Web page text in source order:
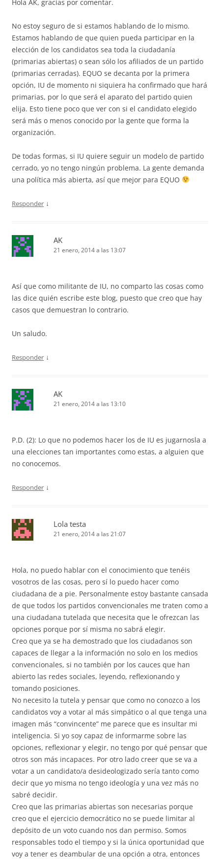
Hola AK, gracias por comentar.
No estoy seguro de si estamos hablando de lo mismo.
Estamos hablando de que quien pueda participar en la
elección de los candidatos sea toda la ciudadanía
(primarias abiertas) o sean sólo los afiliados de un partido
(primarias cerradas). EQUO se decanta por la primera
opción, IU de momento ni siquiera ha confirmado que hará
primarias, por lo que será el aparato del partido quien
elija. Esto tiene poco que ver con si el candidato elegido
será más o menos conocido por la gente que forma la
organización.
De todas formas, si IU quiere seguir un modelo de partido
cerrado, yo no tengo ningún problema. La gente demanda
una política más abierta, así que mejor para EQUO
Responder ↓
AK
21 enero, 2014 a las 13:07
Así que como militante de IU, no comparto las cosas como
las dice quién escribe este blog, puesto que creo que hay
casos que demuestran lo contrario.
Un saludo.
Responder ↓
AK
21 enero, 2014 a las 13:10
P.D. (2): Lo que no podemos hacer los de IU es jugarnosla a
una elecciones tan importantes como estas, a alguien que
no conocemos.
Responder ↓
Lola testa
21 enero, 2014 a las 21:07
Hola, no puedo hablar con el conocimiento que tenéis
vosotros de las cosas, pero sí lo puedo hacer como
ciudadana de a pie. Personalmente estoy bastante cansada
de que todos los partidos convencionales me traten como a
una ciudadana tutelada que necesita que le ofrezcan las
opciones porque por sí misma no sabrá elegir.
Creo que ya se ha demostrado que los ciudadanos son
capaces de llegar a la información no solo en los medios
convencionales, si no también por los cauces que han
abierto las redes sociales, leyendo, reflexionando y
tomando posiciones.
No necesito la tutela y pensar que como no conozco a los
candidatos voy a votar al más simpático o al que tenga una
imagen más “convincente” me parece que es insultar mi
inteligencia. Si yo soy capaz de informarme sobre las
opciones, reflexionar y elegir, no tengo por qué pensar que
otros son más incapaces. Por otro lado creer que se va a
votar a un candidato/a desideologizado sería tanto como
decir que yo misma no tengo ideología y una vez más no
sabré decidir.
Creo que las primarias abiertas son necesarias porque
creo que el ejercicio democrático no se puede limitar al
depósito de un voto cuando nos dan permiso. Somos
responsables todo el tiempo y si la única oportunidad que
voy a tener es deambular de una opción a otra, entonces